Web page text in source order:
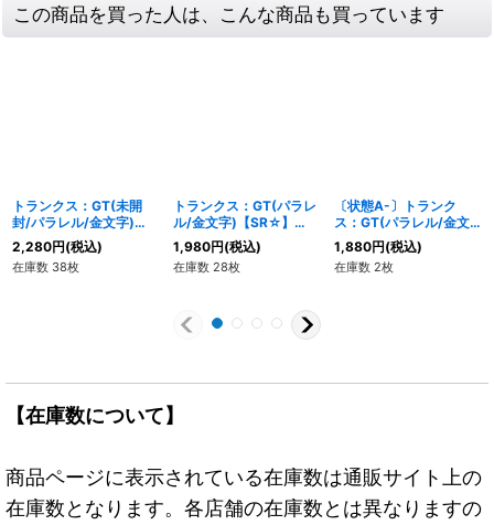
この商品を買った人は、こんな商品も買っています
トランクス：GT(未開
封/パラレル/金文字)
【SR☆】{FB04-114}
2,280円(税込)
在庫数 38枚
トランクス：GT(パラレ
ル/金文字)【SR☆】
{FB04-114}
1,980円(税込)
在庫数 28枚
〔状態A-〕トランク
ス：GT(パラレル/金文
字)【SR☆】{FB04-
114}
1,880円(税込)
在庫数 2枚
【在庫数について】
商品ページに表示されている在庫数は通販サイト上の
在庫数となります。各店舗の在庫数とは異なりますの